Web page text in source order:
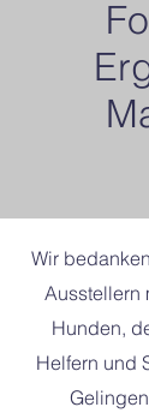
Wir
Ausstellern
Hunden,
Helfern und